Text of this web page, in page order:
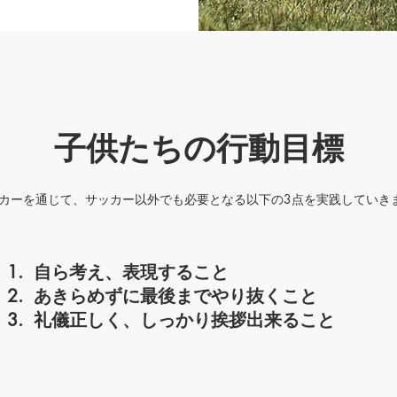
子供たちの行動目標
ーを通じて、サッカー以外でも必要となる以下の3点を実践していき
自ら考え、表現すること
あきらめずに最後までやり抜くこと
礼儀正しく、しっかり挨拶出来ること